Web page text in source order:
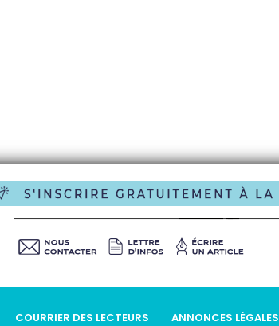
COURRIER DES LECTEURS ANNONCES LÉGALES